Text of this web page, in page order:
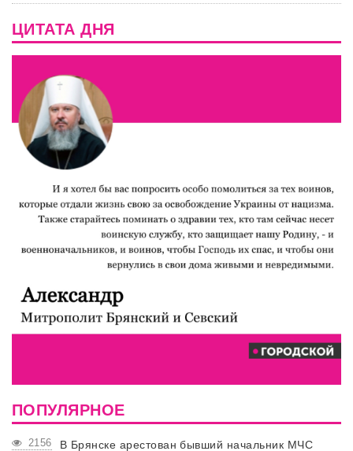
ЦИТАТА ДНЯ
ПОПУЛЯРНОЕ
2156 В Брянске арестован бывший начальник МЧС